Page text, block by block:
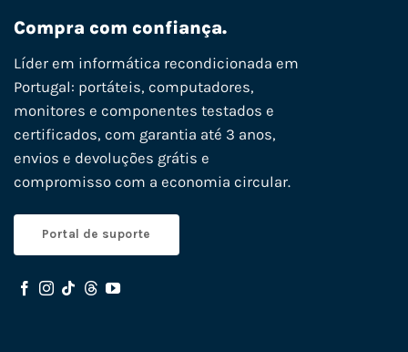
Compra com confiança.
Líder em informática recondicionada em
Portugal: portáteis, computadores,
monitores e componentes testados e
certificados, com garantia até 3 anos,
envios e devoluções grátis e
compromisso com a economia circular.
Portal de suporte